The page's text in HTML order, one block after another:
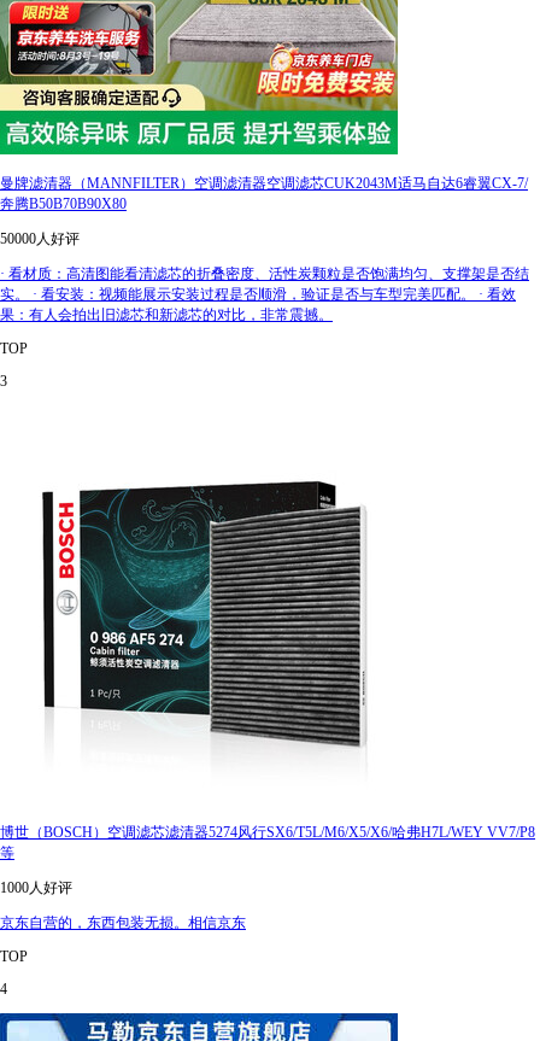
曼牌滤清器（MANNFILTER）空调滤清器空调滤芯CUK2043M适马自达6睿翼CX-7/
奔腾B50B70B90X80
50000人好评
· 看材质：高清图能看清滤芯的折叠密度、活性炭颗粒是否饱满均匀、支撑架是否结
实。 · 看安装：视频能展示安装过程是否顺滑，验证是否与车型完美匹配。 · 看效
果：有人会拍出旧滤芯和新滤芯的对比，非常震撼。
TOP
3
博世（BOSCH）空调滤芯滤清器5274风行SX6/T5L/M6/X5/X6/哈弗H7L/WEY VV7/P8
等
1000人好评
京东自营的，东西包装无损。相信京东
TOP
4